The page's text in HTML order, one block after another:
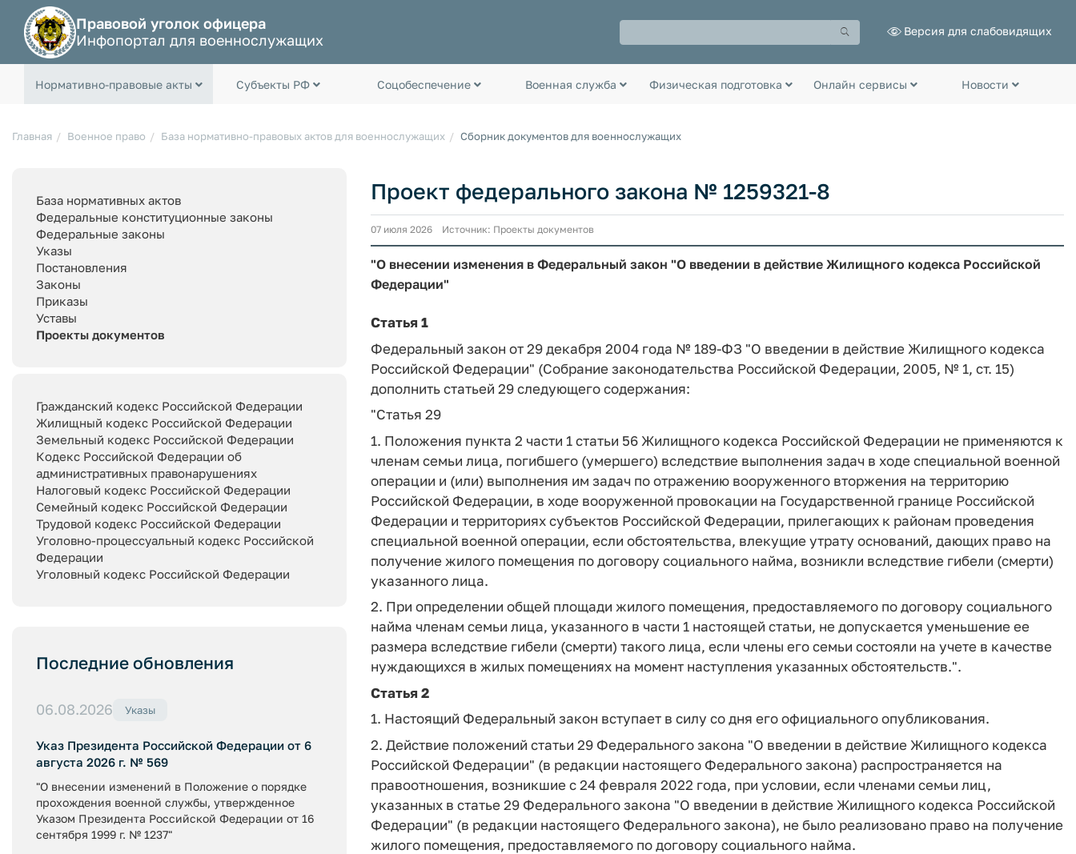
Правовой уголок офицера
Инфопортал для военнослужащих
Версия для слабовидящих
Нормативно-правовые акты Субъекты РФ Соцобеспечение Военная служба Физическая подготовка Онлайн сервисы Новости
Главная Военное право База нормативно-правовых актов для военнослужащих Сборник документов для военнослужащих
База нормативных актов
Федеральные конституционные законы
Федеральные законы
Указы
Постановления
Законы
Приказы
Уставы
Проекты документов
Гражданский кодекс Российской Федерации
Жилищный кодекс Российской Федерации
Земельный кодекс Российской Федерации
Кодекс Российской Федерации об
административных правонарушениях
Налоговый кодекс Российской Федерации
Семейный кодекс Российской Федерации
Трудовой кодекс Российской Федерации
Уголовно-процессуальный кодекс Российской
Федерации
Уголовный кодекс Российской Федерации
Последние обновления
06.08.2026 Указы
Указ Президента Российской Федерации от 6
августа 2026 г. № 569
"О внесении изменений в Положение о порядке
прохождения военной службы, утвержденное
Указом Президента Российской Федерации от 16
сентября 1999 г. № 1237"
Проект федерального закона № 1259321-8
07 июля 2026 Источник: Проекты документов
"О внесении изменения в Федеральный закон "О введении в действие Жилищного кодекса Российской
Федерации"
Статья 1
Федеральный закон от 29 декабря 2004 года № 189-ФЗ "О введении в действие Жилищного кодекса
Российской Федерации" (Собрание законодательства Российской Федерации, 2005, № 1, ст. 15)
дополнить статьей 29 следующего содержания:
"Статья 29
1. Положения пункта 2 части 1 статьи 56 Жилищного кодекса Российской Федерации не применяются к
членам семьи лица, погибшего (умершего) вследствие выполнения задач в ходе специальной военной
операции и (или) выполнения им задач по отражению вооруженного вторжения на территорию
Российской Федерации, в ходе вооруженной провокации на Государственной границе Российской
Федерации и территориях субъектов Российской Федерации, прилегающих к районам проведения
специальной военной операции, если обстоятельства, влекущие утрату оснований, дающих право на
получение жилого помещения по договору социального найма, возникли вследствие гибели (смерти)
указанного лица.
2. При определении общей площади жилого помещения, предоставляемого по договору социального
найма членам семьи лица, указанного в части 1 настоящей статьи, не допускается уменьшение ее
размера вследствие гибели (смерти) такого лица, если члены его семьи состояли на учете в качестве
нуждающихся в жилых помещениях на момент наступления указанных обстоятельств.".
Статья 2
1. Настоящий Федеральный закон вступает в силу со дня его официального опубликования.
2. Действие положений статьи 29 Федерального закона "О введении в действие Жилищного кодекса
Российской Федерации" (в редакции настоящего Федерального закона) распространяется на
правоотношения, возникшие с 24 февраля 2022 года, при условии, если членами семьи лиц,
указанных в статье 29 Федерального закона "О введении в действие Жилищного кодекса Российской
Федерации" (в редакции настоящего Федерального закона), не было реализовано право на получение
жилого помещения, предоставляемого по договору социального найма.